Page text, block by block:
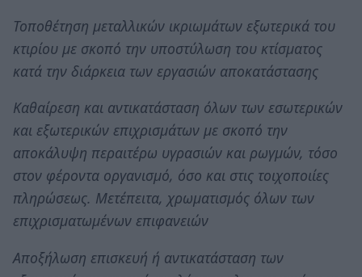
Τοποθέτηση μεταλλικών ικριωμάτων εξωτερικά του
κτιρίου με σκοπό την υποστύλωση του κτίσματος
κατά την διάρκεια των εργασιών αποκατάστασης
Καθαίρεση και αντικατάσταση όλων των εσωτερικών
και εξωτερικών επιχρισμάτων με σκοπό την
αποκάλυψη περαιτέρω υγρασιών και ρωγμών, τόσο
στον φέροντα οργανισμό, όσο και στις τοιχοποιίες
πληρώσεως. Μετέπειτα, χρωματισμός όλων των
επιχρισματωμένων επιφανειών
Αποξήλωση επισκευή ή αντικατάσταση των